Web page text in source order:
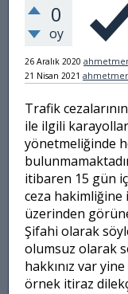
0
oy
26 Aralık 2020
21 Nisan 2021
Trafik
ile ilgili
yönetmeliğinde
itibaren 15 gün
ceza
üzerinden
Şifahi olarak
olumsuz olarak
hakkınız var
örnek itiraz